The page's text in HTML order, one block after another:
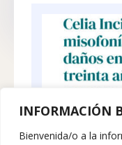
INFORMACIÓN
Bienvenida/o a la